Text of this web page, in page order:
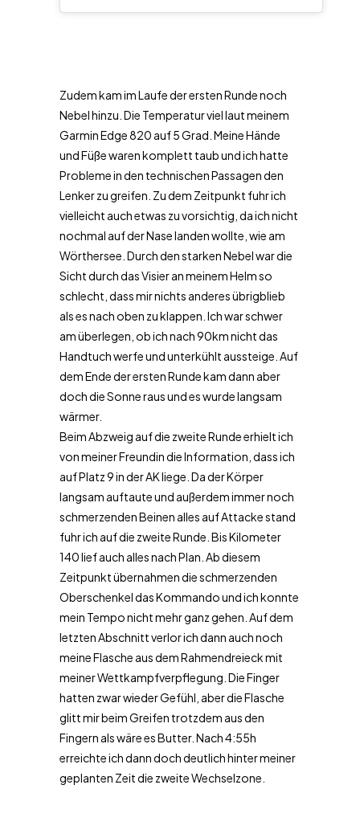
Zudem kam im Laufe der ersten Runde noch
Nebel hinzu. Die Temperatur viel laut meinem
Garmin Edge 820 auf 5 Grad. Meine Hände
und Füße waren komplett taub und ich hatte
Probleme in den technischen Passagen den
Lenker zu greifen. Zu dem Zeitpunkt fuhr ich
vielleicht auch etwas zu vorsichtig, da ich nicht
nochmal auf der Nase landen wollte, wie am
Wörthersee. Durch den starken Nebel war die
Sicht durch das Visier an meinem Helm so
schlecht, dass mir nichts anderes übrigblieb
als es nach oben zu klappen. Ich war schwer
am überlegen, ob ich nach 90km nicht das
Handtuch werfe und unterkühlt aussteige. Auf
dem Ende der ersten Runde kam dann aber
doch die Sonne raus und es wurde langsam
wärmer.
Beim Abzweig auf die zweite Runde erhielt ich
von meiner Freundin die Information, dass ich
auf Platz 9 in der AK liege. Da der Körper
langsam auftaute und außerdem immer noch
schmerzenden Beinen alles auf Attacke stand
fuhr ich auf die zweite Runde. Bis Kilometer
140 lief auch alles nach Plan. Ab diesem
Zeitpunkt übernahmen die schmerzenden
Oberschenkel das Kommando und ich konnte
mein Tempo nicht mehr ganz gehen. Auf dem
letzten Abschnitt verlor ich dann auch noch
meine Flasche aus dem Rahmendreieck mit
meiner Wettkampfverpflegung. Die Finger
hatten zwar wieder Gefühl, aber die Flasche
glitt mir beim Greifen trotzdem aus den
Fingern als wäre es Butter. Nach 4:55h
erreichte ich dann doch deutlich hinter meiner
geplanten Zeit die zweite Wechselzone.